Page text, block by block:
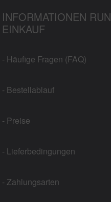
INFORMATIONEN
EINKAUF
- Häufige Fragen (FAQ)
- Bestellablauf
- Preise
- Lieferbedingungen
- Zahlungsarten